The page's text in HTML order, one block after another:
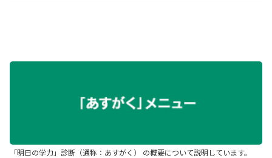
「明日の学力」診断（通称：あすがく） の概要について説明しています。